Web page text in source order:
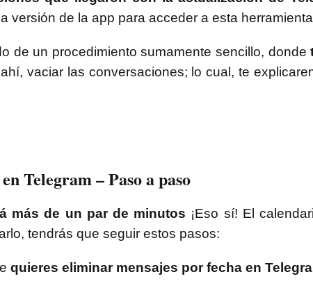
versión de la app para acceder a esta
de un procedimiento sumamente sencillo, donde
vaciar las conversaciones; lo cual, te
Telegram – Paso a paso
más de un par de minutos ¡Eso sí! El
tendrás que seguir estos pasos:
quieres eliminar mensajes por fecha en